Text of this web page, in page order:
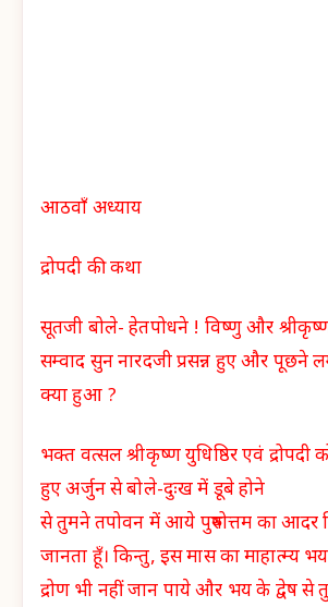
आठवाँ अध्याय
द्रोपदी की कथा
सूतजी बोले- हेतपोधने ! विष्णु और
सम्वाद सुन नारदजी प्रसन्न हुए और पूछने
क्या हुआ ?
भक्त वत्सल श्रीकृष्ण युधिष्ठिर एवं
हुए अर्जुन से बोले-दुःख में डूबे होने
से तुमने तपोवन में आये पुरुषोत्तम का आदर
जानता हूँ। किन्तु, इस मास का माहात्म्य
द्रोण भी नहीं जान पाये और भय के द्वेष से